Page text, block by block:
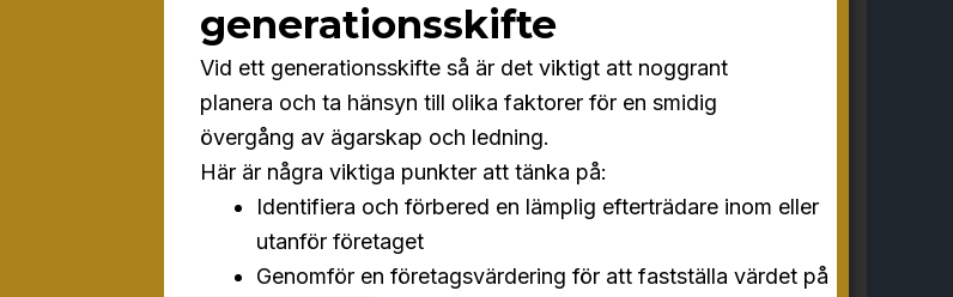
generationsskifte
Vid ett generationsskifte så är det viktigt att noggrant
planera och ta hänsyn till olika faktorer för en smidig
övergång av ägarskap och ledning.
Här är några viktiga punkter att tänka på:
Identifiera och förbered en lämplig efterträdare inom eller
utanför företaget
Genomför en företagsvärdering för att fastställa värdet på